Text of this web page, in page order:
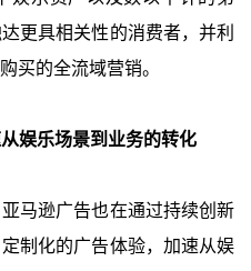
更具相关性的消费者，并利
买的全流域营销。
娱乐场景到业务的转化
马逊广告也在通过持续创新
制化的广告体验，加速从娱